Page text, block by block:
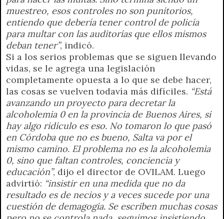
muestreo, esos controles no son punitorios,
entiendo que debería tener control de policía
para multar con las auditorías que ellos mismos
deban tener”, indicó.
Si a los serios problemas que se siguen llevando
vidas, se le agrega una legislación
completamente opuesta a lo que se debe hacer,
las cosas se vuelven todavía más difíciles. “Está
avanzando un proyecto para decretar la
alcoholemia 0 en la provincia de Buenos Aires, si
hay algo ridículo es eso. No tomaron lo que pasó
en Córdoba que no es bueno, Salta va por el
mismo camino. El problema no es la alcoholemia
0, sino que faltan controles, conciencia y
educación”, dijo el director de OVILAM. Luego
advirtió: “insistir en una medida que no da
resultado es de necios y a veces sucede por una
cuestión de demagogia. Se escriben muchas cosas